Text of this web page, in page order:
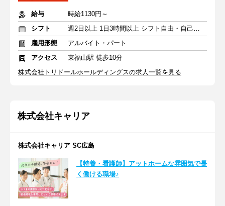
給与
時給1130円～
シフト
週2日以上 1日3時間以上 シフト自由・自己申告
雇用形態
アルバイト・パート
アクセス
東福山駅 徒歩10分
株式会社トリドールホールディングスの求人一覧を見る
株式会社キャリア
株式会社キャリア SC広島
【特養・看護師】アットホームな雰囲気で長
く働ける職場♪